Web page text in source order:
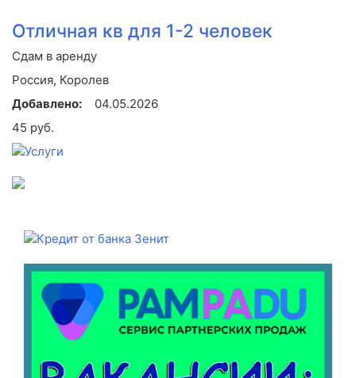
Отличная кв для 1-2 человек
Сдам в аренду
Россия, Королев
Добавлено:
04.05.2026
45 руб.